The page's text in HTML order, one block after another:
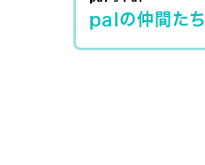
palの仲間たち